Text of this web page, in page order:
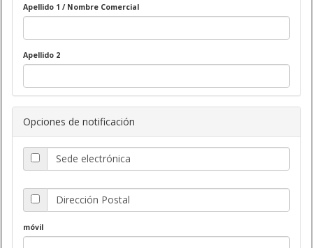
Apellido 1 / Nombre Comercial
Apellido 2
Opciones de notificación
Sede electrónica
Dirección Postal
móvil